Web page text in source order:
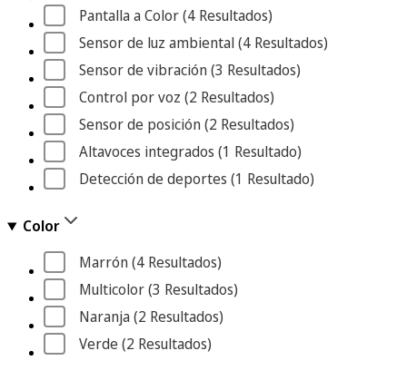
Pantalla a Color (4 Resultados)
Sensor de luz ambiental (4 Resultados)
Sensor de vibración (3 Resultados)
Control por voz (2 Resultados)
Sensor de posición (2 Resultados)
Altavoces integrados (1 Resultado)
Detección de deportes (1 Resultado)
Color
Marrón (4 Resultados)
Multicolor (3 Resultados)
Naranja (2 Resultados)
Verde (2 Resultados)